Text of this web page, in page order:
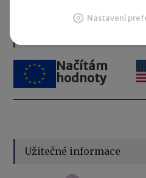
Načítám
hodnoty
Užitečné informace
Nastavení